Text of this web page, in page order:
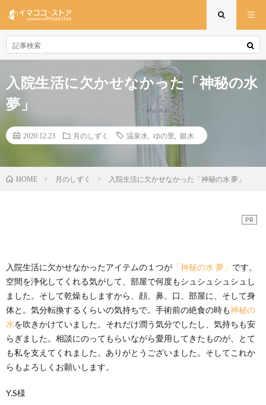
入院生活に欠かせなかった「神秘の水
夢」
2020.12.23 月のしずく 温泉水 ゆの里 銀水
HOME 月のしずく 入院生活に欠かせなかった「神秘の水 夢」
PR
入院生活に欠かせなかったアイテムの１つが 「神秘の水 夢」 です。
空間を浄化してくれる気がして、部屋で何度もシュシュシュシュし
ました。そして乾燥もしますから、顔、鼻、口、部屋に、そして身
体と。気分転換するくらいの気持ちで。手術前の絶食の時も神秘の
水を吹きかけていました。それだけ潤う気分でしたし、気持ちも安
らぎました。相談にのってもらいながら愛用してきたものが、とて
も私を支えてくれました。ありがとうございました。そしてこれか
らもよろしくお願いします。
Y.S様